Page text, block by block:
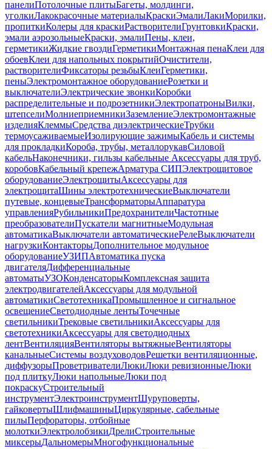
панелиПотолочные плитыБагеты, молдинги,
уголкиЛакокрасочные материалыКраскиЭмалиЛакиМорилки,
пропиткиКолеры для краскиРастворителиГрунтовкиКраски,
эмали аэрозольныеКраски, эмалиПены, клеи,
герметикиЖидкие гвоздиГерметикиМонтажная пенаКлеи для
обоевКлеи для напольных покрытийОчистители,
растворителиФиксаторы резьбыКлеиГерметики,
пеныЭлектромонтажное оборудованиеРозетки и
выключателиЭлектрические звонкиКоробки
распределительные и подрозетникиЭлектропатроныВилки,
штепселиМолниеприемникиЗаземлениеЭлектромонтажные
изделияКлеммыСредства диэлектрическиеТрубки
термоусаживаемыеИзолирующие зажимыКабель и системы
для прокладкиКороба, трубы, металлорукавСиловой
кабельНаконечники, гильзы кабельные Аксессуары для труб,
коробовКабельный крепежАрматура СИПЭлектрощитовое
оборудованиеЭлектрощитыАксессуары для
электрощитаШины электротехническиеВыключатели
путевые, концевыеТрансформаторыАппаратура
управленияРубильникиПредохранителиЧастотные
преобразователиПускатели магнитныеМодульная
автоматикаВыключатели автоматическиеРелеВыключатели
нагрузкиКонтакторыДополнительное модульное
оборудованиеУЗИПАвтоматика пуска
двигателяДифференциальные
автоматыУЗОКонденсаторыКомплексная защита
электродвигателейАксессуары для модульной
автоматикиСветотехникаПромышленное и сигнальное
освещениеСветодиодные лентыТочечные
светильникиТрековые светильникиАксессуары для
светотехникиАксессуары для светодиодных
лентВентиляцияВентиляторы вытяжныеВентиляторы
канальныеСистемы воздуховодовРешетки вентиляционные,
диффузорыПроветривателиЛюкиЛюки ревизионныеЛюки
под плиткуЛюки напольныеЛюки под
покраскуСтроительный
инструментЭлектроинструментШуруповерты,
гайковертыШлифмашиныЦиркулярные, сабельные
пилыПерфораторы, отбойные
молоткиЭлектролобзикиДрелиСтроительные
миксерыДальномерыМногофункциональные